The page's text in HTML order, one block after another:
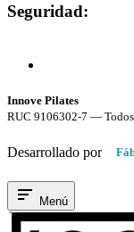
Seguridad:
Innove Pilates
RUC 9106302-7 — Todos
Desarrollado por
Menú